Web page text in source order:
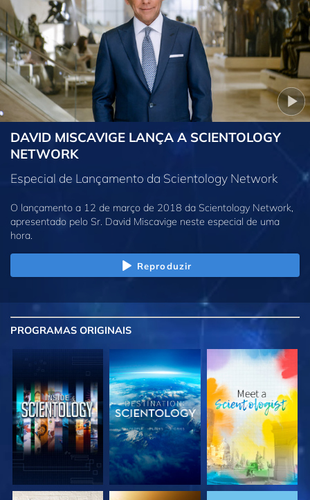
DAVID MISCAVIGE LANÇA A SCIENTOLOGY
NETWORK
Especial de Lançamento da Scientology Network
O lançamento a 12 de março de 2018 da Scientology Network,
apresentado pelo Sr. David Miscavige neste especial de uma
hora.
Reproduzir
PROGRAMAS ORIGINAIS